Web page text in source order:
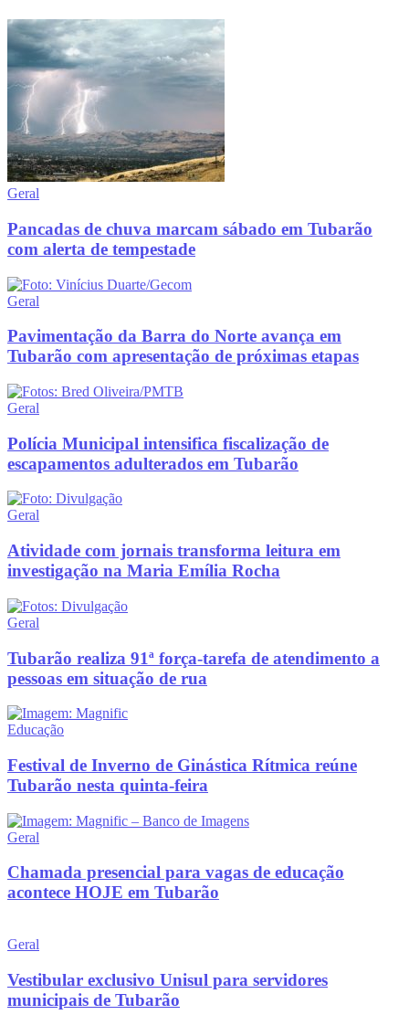
Geral
Pancadas de chuva marcam sábado em Tubarão
com alerta de tempestade
Geral
Pavimentação da Barra do Norte avança em
Tubarão com apresentação de próximas etapas
Geral
Polícia Municipal intensifica fiscalização de
escapamentos adulterados em Tubarão
Geral
Atividade com jornais transforma leitura em
investigação na Maria Emília Rocha
Geral
Tubarão realiza 91ª força-tarefa de atendimento a
pessoas em situação de rua
Educação
Festival de Inverno de Ginástica Rítmica reúne
Tubarão nesta quinta-feira
Geral
Chamada presencial para vagas de educação
acontece HOJE em Tubarão
Geral
Vestibular exclusivo Unisul para servidores
municipais de Tubarão